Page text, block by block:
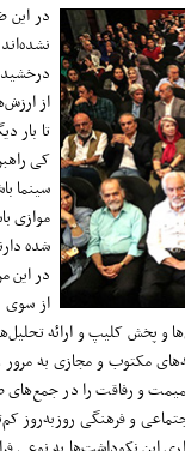
در این
از
تا بار
کی
سینما
موازی
شده
در این
از سوی
و پخش کلیپ و ارائه
مکتوب و مجازی به
و رفاقت را در جمع‌های
و فرهنگی روز‌به‌روز